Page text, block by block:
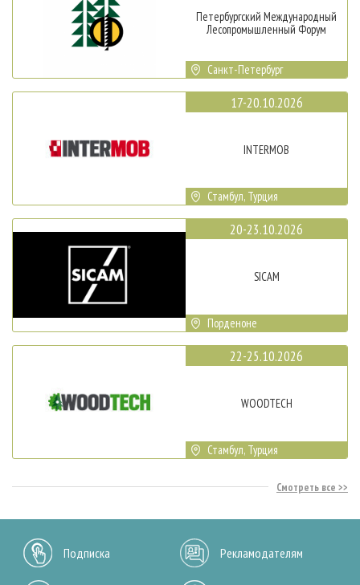
Петербургский Международный
Лесопромышленный Форум
Санкт-Петербург
17-20.10.2026
INTERMOB
Стамбул, Турция
20-23.10.2026
SICAM
Порденоне
22-25.10.2026
WOODTECH
Стамбул, Турция
Смотреть все
Подписка Рекламодателям